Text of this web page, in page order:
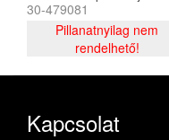
465 mm
30-479081
Pillanatnyilag nem
rendelhető!
Kapcsolat